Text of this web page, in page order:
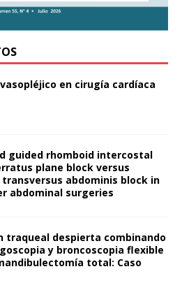
en cirugía cardíaca
guided rhomboid intercostal
plane block versus
abdominis block in
abdominal surgeries
traqueal despierta combinando
y broncoscopia flexible
total: Caso